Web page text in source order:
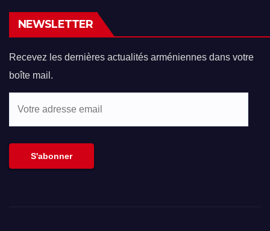
NEWSLETTER
Recevez les dernières actualités arméniennes dans votre
boîte mail.
S'abonner